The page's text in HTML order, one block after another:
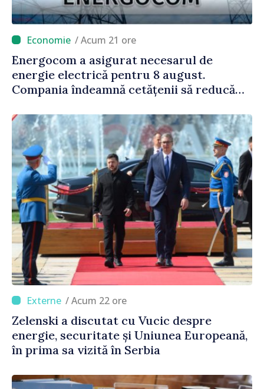
/ Acum 21 ore
Energocom a asigurat necesarul de
energie electrică pentru 8 august.
Compania îndeamnă cetățenii să reducă
/ Acum 22 ore
Zelenski a discutat cu Vucic despre
energie, securitate și Uniunea Europeană,
în prima sa vizită în Serbia